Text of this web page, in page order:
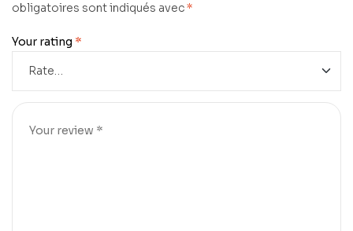
obligatoires sont indiqués avec*
Your rating *